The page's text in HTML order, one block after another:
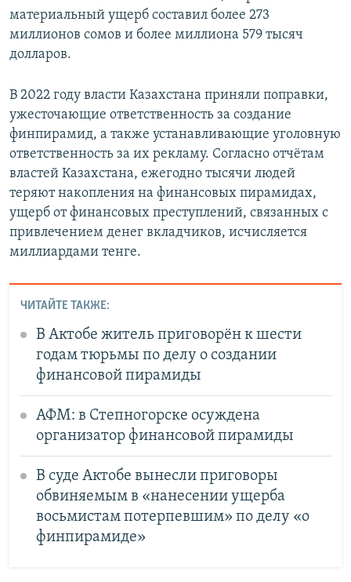
материальный ущерб составил более 273
миллионов сомов и более миллиона 579 тысяч
долларов.
В 2022 году власти Казахстана приняли поправки,
ужесточающие ответственность за создание
финпирамид, а также устанавливающие уголовную
ответственность за их рекламу. Согласно отчётам
властей Казахстана, ежегодно тысячи людей
теряют накопления на финансовых пирамидах,
ущерб от финансовых преступлений, связанных с
привлечением денег вкладчиков, исчисляется
миллиардами тенге.
ЧИТАЙТЕ ТАКЖЕ:
В Актобе житель приговорён к шести
годам тюрьмы по делу о создании
финансовой пирамиды
АФМ: в Степногорске осуждена
организатор финансовой пирамиды
В суде Актобе вынесли приговоры
обвиняемым в «нанесении ущерба
восьмистам потерпевшим» по делу «о
финпирамиде»